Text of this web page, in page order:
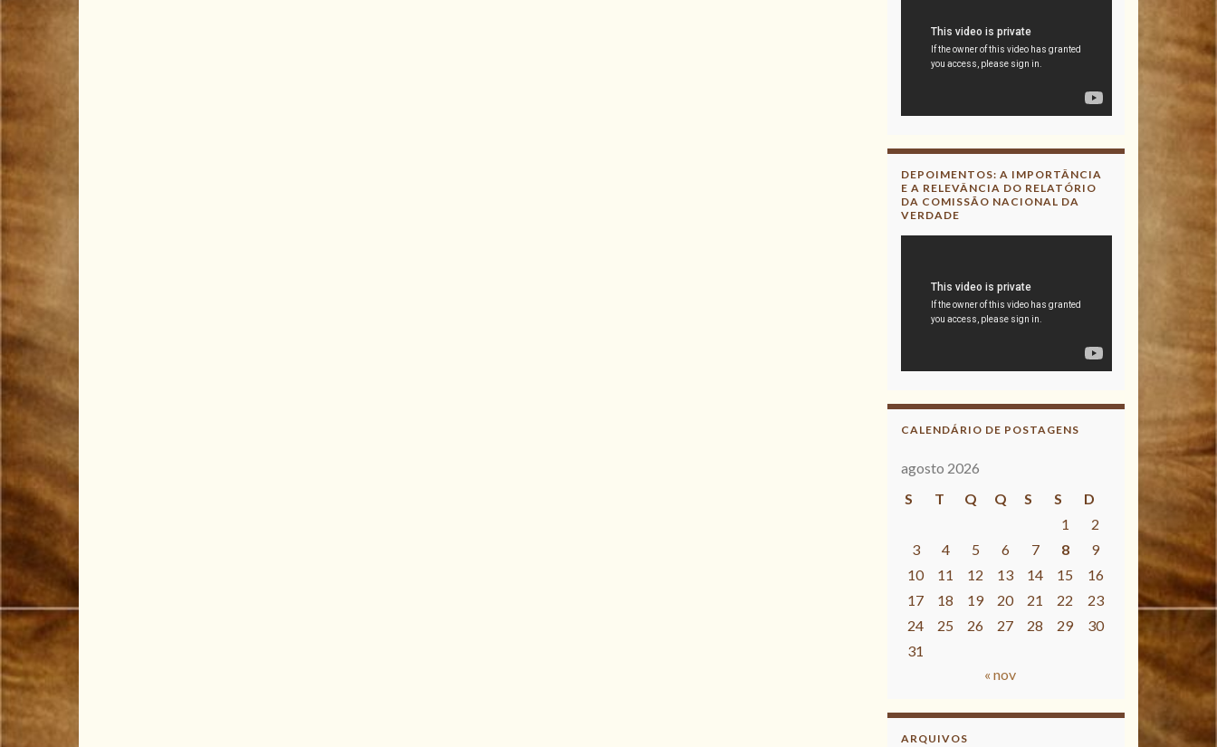
DEPOIMENTOS: A IMPORTÂNCIA
E A RELEVÂNCIA DO RELATÓRIO
DA COMISSÃO NACIONAL DA
VERDADE
CALENDÁRIO DE POSTAGENS
agosto 2026
S
T Q Q S S
D
1
2
3
4 5 6 7 8
9
10
11 12 13 14 15
16
17
18 19 20 21 22
23
24
25 26 27 28 29
30
31
« nov
ARQUIVOS